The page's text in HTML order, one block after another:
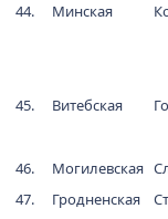
44. Минская
45. Витебская
46. Могилевская
47.
Гродненская